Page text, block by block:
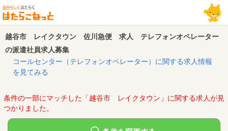
越谷市 レイクタウン 佐川急便 求人 テレフォンオペレーター
の派遣社員求人募集
コールセンター（テレフォンオペレーター）に関する求人情報
を見てみる
条件の一部にマッチした「越谷市 レイクタウン」に関する求人が見
つかりました。